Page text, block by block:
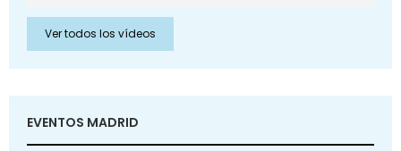
Ver todos los vídeos
EVENTOS MADRID